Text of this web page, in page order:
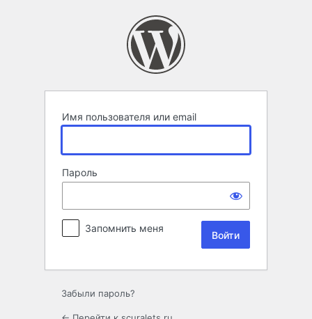
Имя пользователя или email
Пароль
Запомнить меня
Забыли пароль?